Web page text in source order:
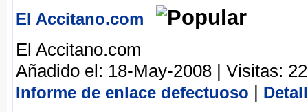
El Accitano.com
El Accitano.com
Añadido el: 18-May-2008 | Visitas:
Informe de enlace defectuoso |